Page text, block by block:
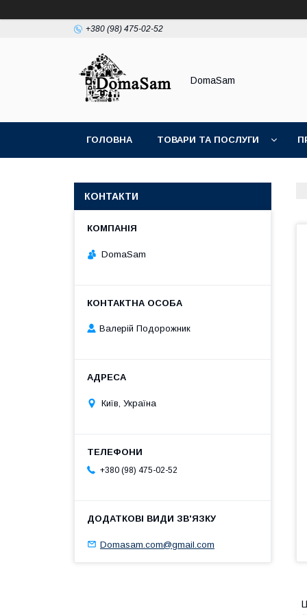
+380 (98) 475-02-52
DomaSam
ГОЛОВНА ТОВАРИ ТА ПОСЛУГИ
КОНТАКТИ
DomaSam
Валерій Подорожник
Київ, Україна
+380 (98) 475-02-52
Domasam.com@gmail.com